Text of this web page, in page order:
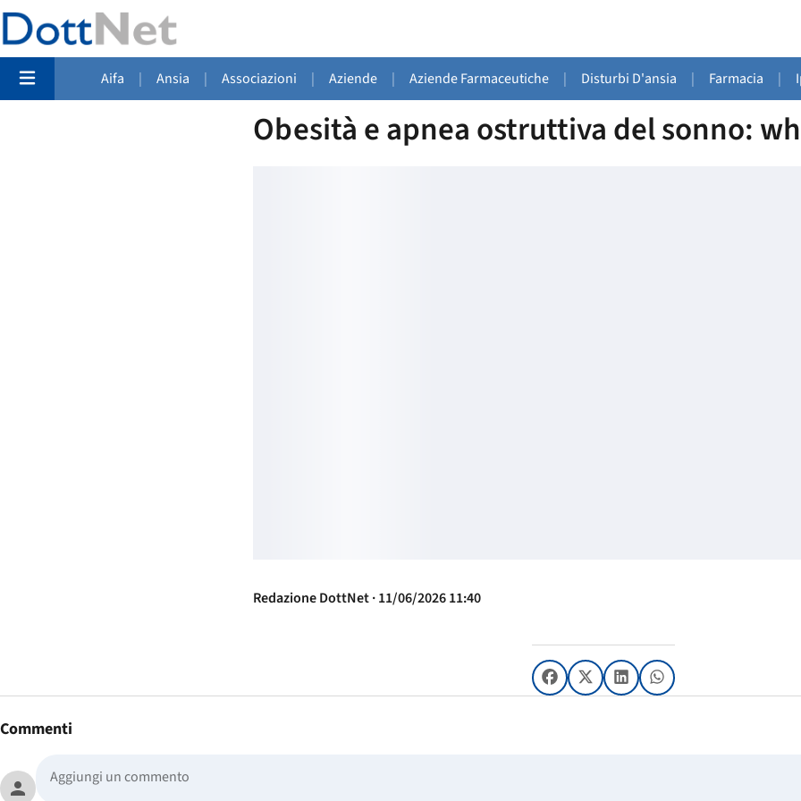
Aifa | Ansia | Associazioni | Aziende | Aziende Farmaceutiche | Disturbi D'ansia | Farmacia |
Obesità e apnea ostruttiva del sonno:
Redazione DottNet · 11/06/2026 11:40
Commenti
person